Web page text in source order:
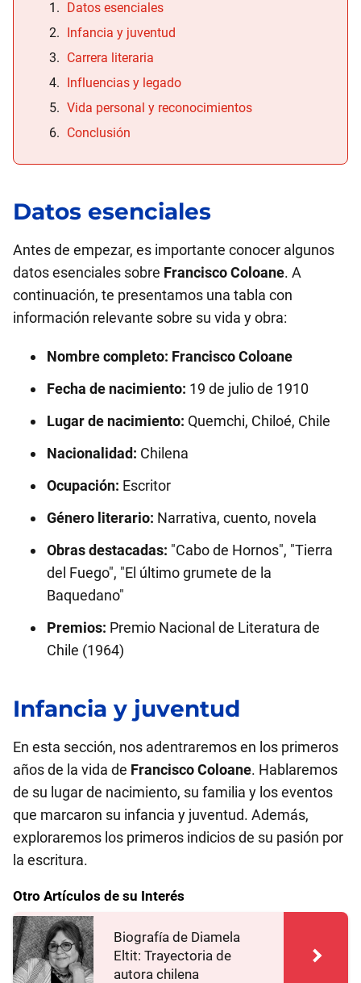
Datos esenciales
Infancia y juventud
Carrera literaria
Influencias y legado
Vida personal y reconocimientos
Conclusión
Datos esenciales
Antes de empezar, es importante conocer algunos
datos esenciales sobre Francisco Coloane. A
continuación, te presentamos una tabla con
información relevante sobre su vida y obra:
Nombre completo: Francisco Coloane
Fecha de nacimiento: 19 de julio de 1910
Lugar de nacimiento: Quemchi, Chiloé, Chile
Nacionalidad: Chilena
Ocupación: Escritor
Género literario: Narrativa, cuento, novela
Obras destacadas: "Cabo de Hornos", "Tierra
del Fuego", "El último grumete de la
Baquedano"
Premios: Premio Nacional de Literatura de
Chile (1964)
Infancia y juventud
En esta sección, nos adentraremos en los primeros
años de la vida de Francisco Coloane. Hablaremos
de su lugar de nacimiento, su familia y los eventos
que marcaron su infancia y juventud. Además,
exploraremos los primeros indicios de su pasión por
la escritura.
Otro Artículos de su Interés
Biografía de Diamela
Eltit: Trayectoria de
autora chilena